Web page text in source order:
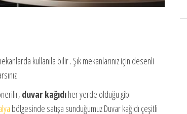
kullanıla bilir . Şık mekanlarınız için desenli
.
duvar kağıdıher yerde olduğu gibi
bölgesinde satışa sunduğumuz Duvar kağıdı çeşitli